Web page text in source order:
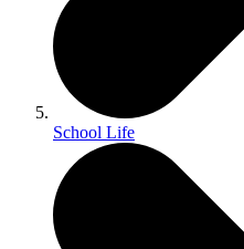
School Life